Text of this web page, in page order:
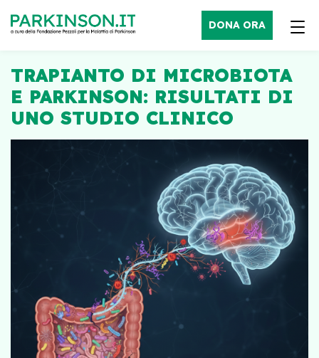
DONA ORA
TRAPIANTO DI MICROBIOTA
E PARKINSON: RISULTATI DI
UNO STUDIO CLINICO